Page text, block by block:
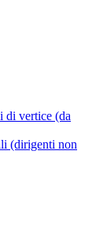
di vertice (da
(dirigenti non